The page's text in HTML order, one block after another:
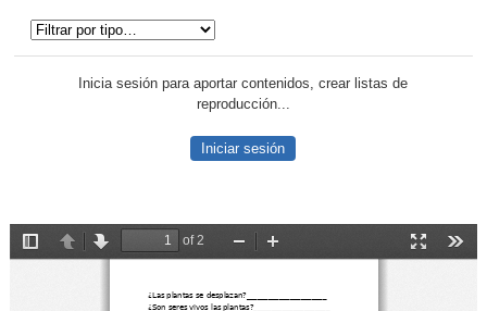
Inicia sesión para aportar contenidos, crear listas de
reproducción...
Iniciar sesión